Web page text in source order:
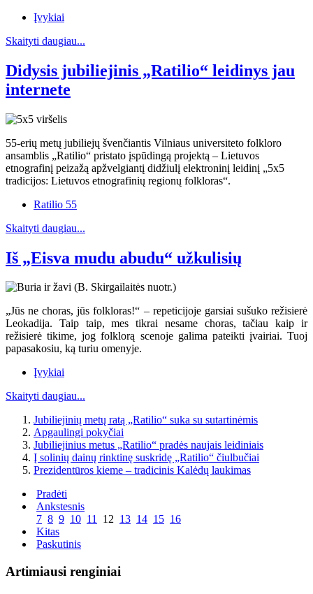
Įvykiai
Skaityti daugiau...
Didysis jubiliejinis „Ratilio“ leidinys jau
internete
55-erių metų jubiliejų švenčiantis Vilniaus universiteto folkloro
ansamblis „Ratilio“ pristato įspūdingą projektą – Lietuvos
etnografinį peizažą apžvelgiantį didžiulį elektroninį leidinį „5x5
tradicijos: Lietuvos etnografinių regionų folkloras“.
Ratilio 55
Skaityti daugiau...
Iš „Eisva mudu abudu“ užkulisių
„Jūs ne choras, jūs folkloras!“ – repeticijoje garsiai sušuko režisierė
Leokadija. Taip taip, mes tikrai nesame choras, tačiau kaip ir
režisierė tikime, jog folklorą scenoje galima pateikti įvairiai. Tuoj
papasakosiu, ką turiu omenyje.
Įvykiai
Skaityti daugiau...
Jubiliejinių metų ratą „Ratilio“ suka su sutartinėmis
Apgaulingi pokyčiai
Jubiliejinius metus „Ratilio“ pradės naujais leidiniais
Į solinių dainų rinktinę suskridę „Ratilio“ čiulbučiai
Prezidentūros kieme – tradicinis Kalėdų laukimas
Pradėti
Ankstesnis
7 8 9 10 11 12 13 14 15 16
Kitas
Paskutinis
Artimiausi renginiai